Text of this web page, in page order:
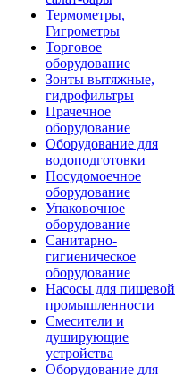
Термометры,
Гигрометры
Торговое
оборудование
Зонты вытяжные,
гидрофильтры
Прачечное
оборудование
Оборудование для
водоподготовки
Посудомоечное
оборудование
Упаковочное
оборудование
Санитарно-
гигиеническое
оборудование
Насосы для пищевой
промышленности
Смесители и
душирующие
устройства
Оборудование для